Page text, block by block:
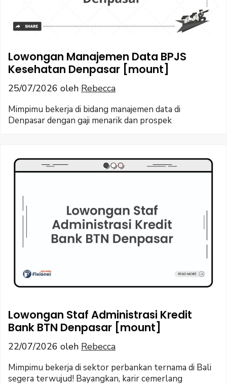
Lowongan Manajemen Data BPJS
Kesehatan Denpasar [mount]
25/07/2026 oleh Rebecca
Mimpimu bekerja di bidang manajemen data di
Denpasar dengan gaji menarik dan prospek
Lowongan Staf Administrasi Kredit
Bank BTN Denpasar [mount]
22/07/2026 oleh Rebecca
Mimpimu bekerja di sektor perbankan ternama di Bali
segera terwujud! Bayangkan, karir cemerlang